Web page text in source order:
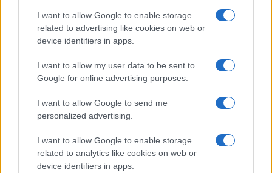
I want to allow Google to enable storage
related to advertising like cookies on web or
device identifiers in apps.
I want to allow my user data to be sent to
Google for online advertising purposes.
I want to allow Google to send me
personalized advertising.
I want to allow Google to enable storage
related to analytics like cookies on web or
device identifiers in apps.
Vai all'archivio delle vignette
L’inquietante tesi sul “patto”
per le restrizioni Covid: ehi
Conte, parla per te
Un passaggio del soliloquio di Giuseppi in